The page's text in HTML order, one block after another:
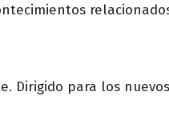
Dirigido para los